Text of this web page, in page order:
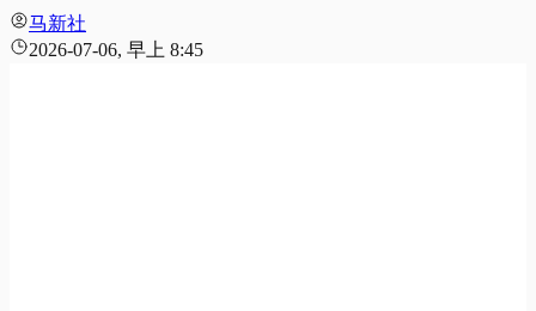
马新社
2026-07-06, 早上 8:45